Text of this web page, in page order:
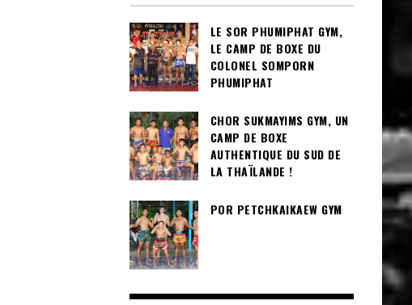
LE SOR PHUMIPHAT GYM,
LE CAMP DE BOXE DU
COLONEL SOMPORN
PHUMIPHAT
CHOR SUKMAYIMS GYM, UN
CAMP DE BOXE
AUTHENTIQUE DU SUD DE
LA THAÏLANDE !
POR PETCHKAIKAEW GYM